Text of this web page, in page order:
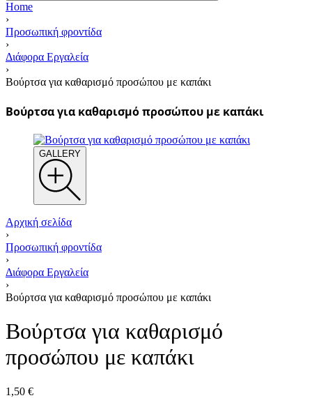
Home
›
Προσωπική φροντίδα
›
Διάφορα Εργαλεία
›
Βούρτσα για καθαρισμό προσώπου με καπάκι
Βούρτσα για καθαρισμό προσώπου με καπάκι
GALLERY
Αρχική σελίδα
›
Προσωπική φροντίδα
›
Διάφορα Εργαλεία
›
Βούρτσα για καθαρισμό προσώπου με καπάκι
Βούρτσα για καθαρισμό
προσώπου με καπάκι
1,50 €